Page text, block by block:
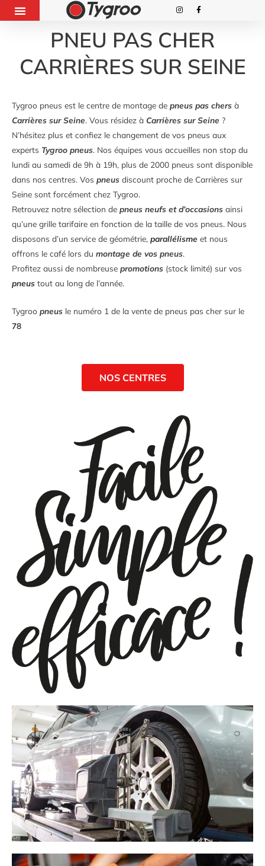
PNEU PAS CHER
CARRIÈRES SUR SEINE
Tygroo pneus est le centre de montage de pneus pas chers à
Carrières sur Seine. Vous résidez à Carrières sur Seine ?
N’hésitez plus et confiez le changement de vos pneus aux
experts Tygroo pneus. Nos équipes vous accueilles non stop du
lundi au samedi de 9h à 19h, plus de 2000 pneus sont disponible
dans nos centres. Vos pneus discount proche de Carrières sur
Seine sont forcément chez Tygroo.
Retrouvez notre sélection de pneus neufs et d’occasions ainsi
qu’une grille tarifaire en fonction de la taille de vos pneus. Nous
disposons d’un service de géométrie, parallélisme et nous
offrons le café lors du montage de vos pneus.
Profitez aussi de nombreuse promotions (stock limité) sur vos
pneus tout au long de l’année.
Tygroo pneus le numéro 1 de la vente de pneus pas cher sur le
78
NOS CENTRES